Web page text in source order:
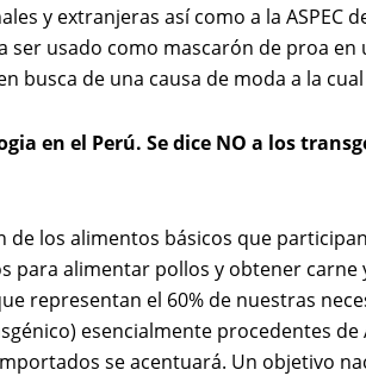
y extranjeras así como a la
ser usado como mascarón de proa
busca de una causa de moda a la
en el Perú. Se dice NO a los
de los alimentos básicos que
para alimentar pollos y obtener
representan el 60% de nuestras
esencialmente procedentes
se acentuará. Un objetivo